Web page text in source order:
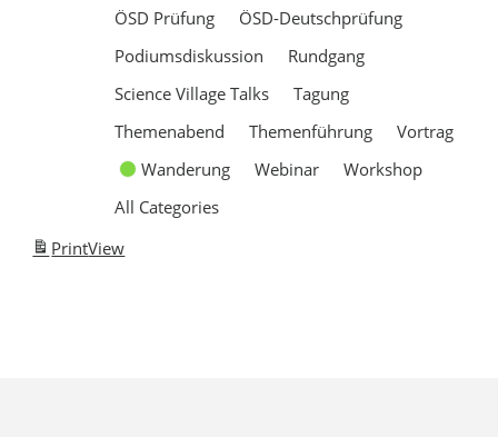
ÖSD Prüfung
ÖSD-Deutschprüfung
Podiumsdiskussion
Rundgang
Science Village Talks
Tagung
Themenabend
Themenführung
Vortrag
Wanderung
Webinar
Workshop
All Categories
PrintView